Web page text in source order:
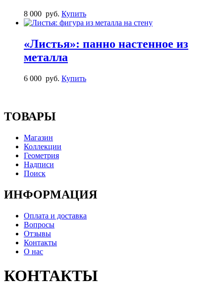
8 000 руб. Купить
«Листья»: панно настенное из
металла
6 000 руб. Купить
ТОВАРЫ
Магазин
Коллекции
Геометрия
Надписи
Поиск
ИНФОРМАЦИЯ
Оплата и доставка
Вопросы
Отзывы
Контакты
О нас
КОНТАКТЫ